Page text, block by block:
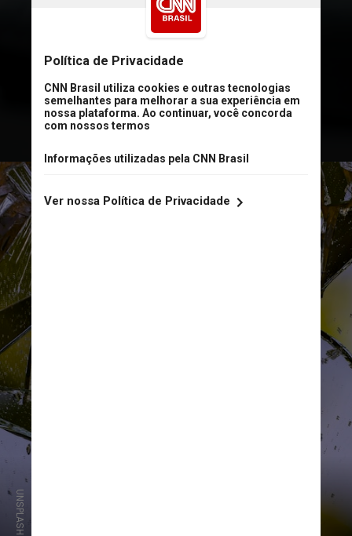
Segundo o Código de Trânsito
Brasileiro (CTB), é fundamental
que os veículos possuam
incluindo
a integridade do vidro dianteiro
UNSPLASH